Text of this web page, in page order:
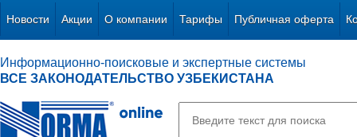
Новости Акции О компании Тарифы Публичная оферта
Информационно-поисковые и экспертные системы
ВСЕ ЗАКОНОДАТЕЛЬСТВО УЗБЕКИСТАНА